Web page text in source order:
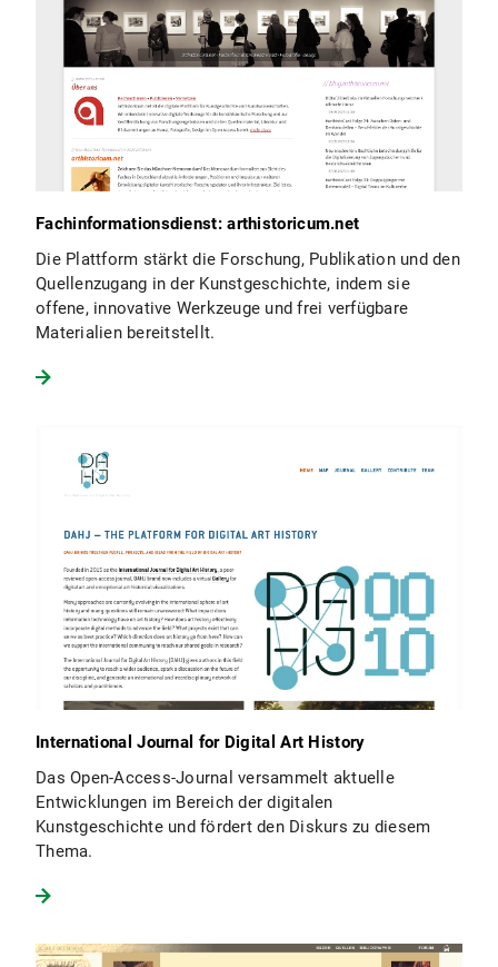
Fachinformationsdienst: arthistoricum.net
Die Plattform stärkt die Forschung, Publikation und den
Quellenzugang in der Kunstgeschichte, indem sie
offene, innovative Werkzeuge und frei verfügbare
Materialien bereitstellt.
International Journal for Digital Art History
Das Open-Access-Journal versammelt aktuelle
Entwicklungen im Bereich der digitalen
Kunstgeschichte und fördert den Diskurs zu diesem
Thema.